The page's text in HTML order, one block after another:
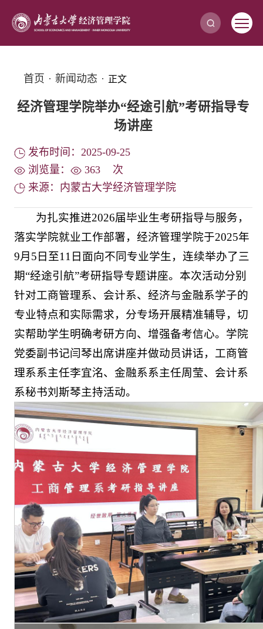
首页 · 新闻动态 · 正文
经济管理学院举办“经途引航”考研指导专
场讲座
发布时间：2025-09-25
浏览量：
363
次
来源：内蒙古大学经济管理学院
为扎实推进2026届毕业生考研指导与服务，
落实学院就业工作部署，经济管理学院于2025年
9月5日至11日面向不同专业学生，连续举办了三
期“经途引航”考研指导专题讲座。本次活动分别
针对工商管理系、会计系、经济与金融系学子的
专业特点和实际需求，分专场开展精准辅导，切
实帮助学生明确考研方向、增强备考信心。学院
党委副书记闫琴出席讲座并做动员讲话，工商管
理系系主任李宜洺、金融系系主任周莹、会计系
系秘书刘斯琴主持活动。